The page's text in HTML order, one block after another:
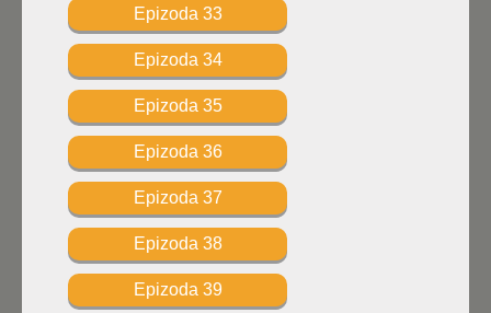
Epizoda 33
Epizoda 34
Epizoda 35
Epizoda 36
Epizoda 37
Epizoda 38
Epizoda 39